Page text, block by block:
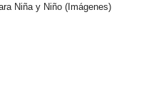
Niña y Niño (Imágenes)